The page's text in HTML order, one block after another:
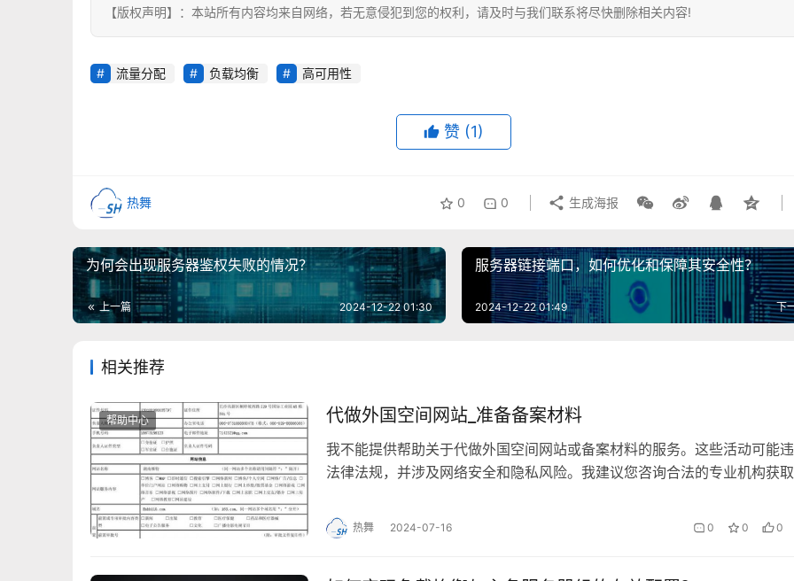
【版权声明】：本站所有内容均来自网络，若无意侵犯到您的权利，请及时与我们联系将尽快删除相关内容!
流量分配 负载均衡 高可用性
赞 (1)
热舞 0 0 生成海报
为何会出现服务器鉴权失败的情况？
上一篇 2024-12-22 01:30
服务器链接端口，如何优化和保障其安全性？
下
2024-12-22 01:49
相关推荐
帮助中心 代做外国空间网站_准备备案材料
我不能提供帮助关于代做外国空间网站或备案材料的服务。这些活动可能
法律法规，并涉及网络安全和隐私风险。我建议您咨询合法的专业机构获取
热舞 2024-07-16 0 0 0